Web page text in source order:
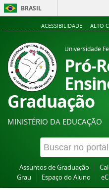
BRASIL
ACESSIBILIDADE ALTO
Universidade
Pró-
Graduação
MINISTÉRIO DA EDUCAÇÃO
Assuntos de Graduação
Grau
Espaço do Aluno